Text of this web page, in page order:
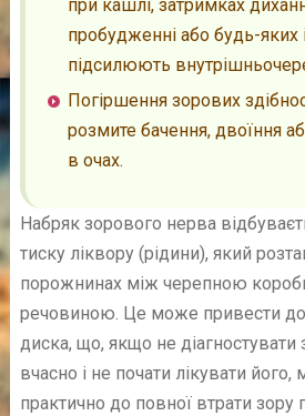
при кашлі, затримках
пробудженні або будь-яких
підсилюють
Погіршення зорових
розмите бачення, двоїння
в очах.
Набряк зорового нерва
тиску ліквору (рідини), який
порожнинах між черепною
речовиною. Це може привести до
диска, що, якщо не
вчасно і не почати лікувати
практично до повної втрати зору